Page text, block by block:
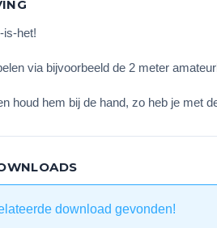
is-het!
via bijvoorbeeld de 2 meter
houd hem bij de hand, zo heb je met
download gevonden!